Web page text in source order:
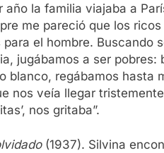
la familia viajaba a
me pareció que los
el hombre. Buscando
jugábamos a ser pobres:
blanco, regábamos hasta
nos veía llegar
nos gritaba”.
(1937). Silvina